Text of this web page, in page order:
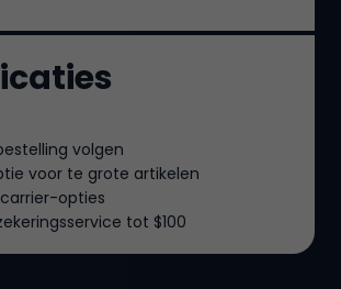
volgen
voor te grote artikelen
opties
tot $100